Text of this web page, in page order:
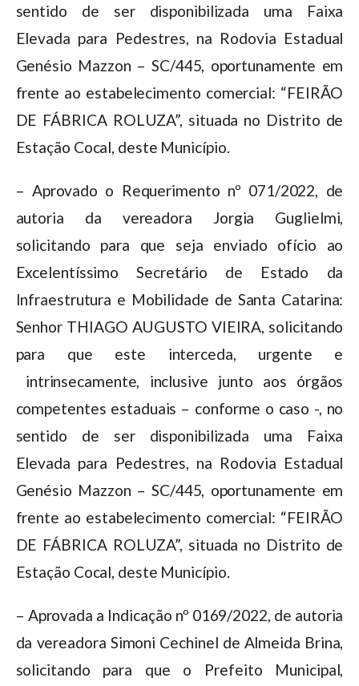
sentido de ser disponibilizada uma Faixa
Elevada para Pedestres, na Rodovia Estadual
Genésio Mazzon – SC/445, oportunamente em
frente ao estabelecimento comercial: “FEIRÃO
DE FÁBRICA ROLUZA”, situada no Distrito de
Estação Cocal, deste Município.
– Aprovado o Requerimento nº 071/2022, de
autoria da vereadora Jorgia Guglielmi,
solicitando para que seja enviado ofício ao
Excelentíssimo Secretário de Estado da
Infraestrutura e Mobilidade de Santa Catarina:
Senhor THIAGO AUGUSTO VIEIRA, solicitando
para que este interceda, urgente e
intrinsecamente, inclusive junto aos órgãos
competentes estaduais – conforme o caso -, no
sentido de ser disponibilizada uma Faixa
Elevada para Pedestres, na Rodovia Estadual
Genésio Mazzon – SC/445, oportunamente em
frente ao estabelecimento comercial: “FEIRÃO
DE FÁBRICA ROLUZA”, situada no Distrito de
Estação Cocal, deste Município.
– Aprovada a Indicação nº 0169/2022, de autoria
da vereadora Simoni Cechinel de Almeida Brina,
solicitando para que o Prefeito Municipal,